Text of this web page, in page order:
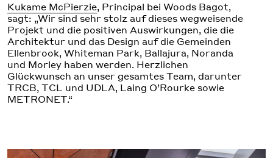
Kukame McPierzie, Principal bei Woods Bagot,
sagt: „Wir sind sehr stolz auf dieses wegweisende
Projekt und die positiven Auswirkungen, die die
Architektur und das Design auf die Gemeinden
Ellenbrook, Whiteman Park, Ballajura, Noranda
und Morley haben werden. Herzlichen
Glückwunsch an unser gesamtes Team, darunter
TRCB, TCL und UDLA, Laing O’Rourke sowie
METRONET.“